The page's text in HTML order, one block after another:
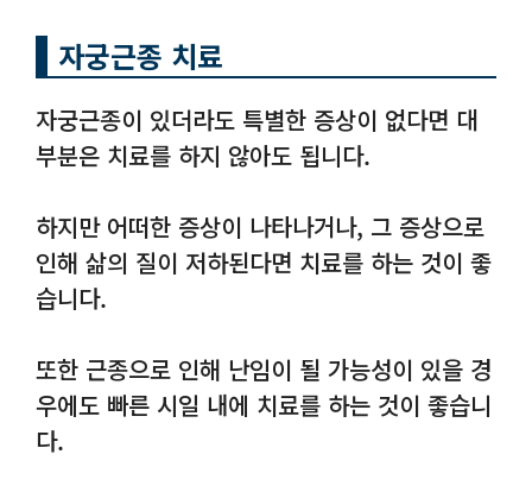
자궁근종 치료
자궁근종이 있더라도 특별한 증상이 없다면 대
부분은 치료를 하지 않아도 됩니다.
하지만 어떠한 증상이 나타나거나, 그 증상으로
인해 삶의 질이 저하된다면 치료를 하는 것이 좋
습니다.
또한 근종으로 인해 난임이 될 가능성이 있을 경
우에도 빠른 시일 내에 치료를 하는 것이 좋습니
다.